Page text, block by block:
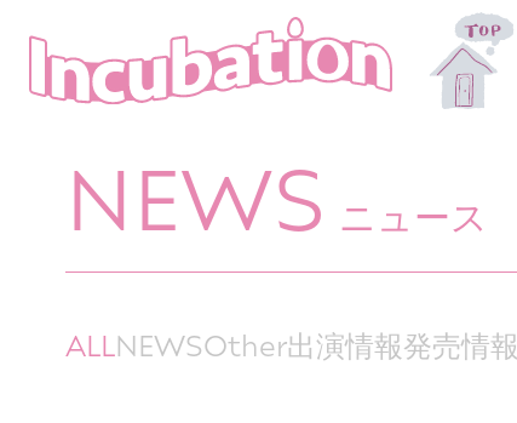
NEWS ニュース
ALLNEWSOther出演情報発売情報